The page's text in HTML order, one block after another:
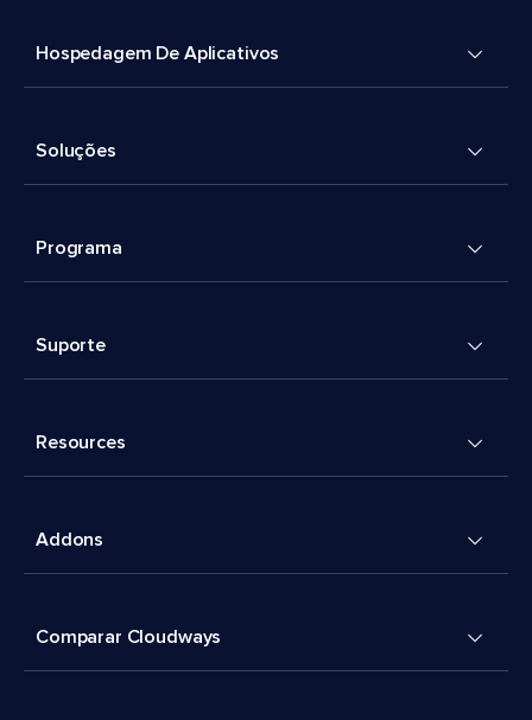
Hospedagem De Aplicativos
Soluções
Programa
Suporte
Resources
Addons
Comparar Cloudways